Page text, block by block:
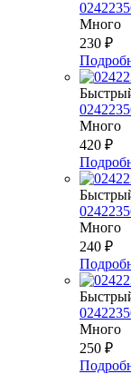
Много
230 ₽
Много
420 ₽
Много
240 ₽
Много
250 ₽